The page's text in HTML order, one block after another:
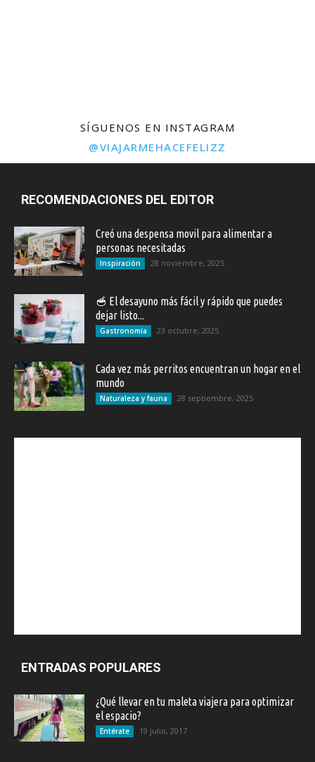
SÍGUENOS EN INSTAGRAM
@VIAJARMEHACEFELIZZ
RECOMENDACIONES DEL EDITOR
Creó una despensa movil para alimentar a
personas necesitadas
Inspiración 28 noviembre, 2025
🥣 El desayuno más fácil y rápido que puedes
dejar listo...
Gastronomía 23 octubre, 2025
Cada vez más perritos encuentran un hogar en el
mundo
Naturaleza y fauna 28 septiembre, 2025
ENTRADAS POPULARES
¿Qué llevar en tu maleta viajera para optimizar
el espacio?
Entérate 19 julio, 2017